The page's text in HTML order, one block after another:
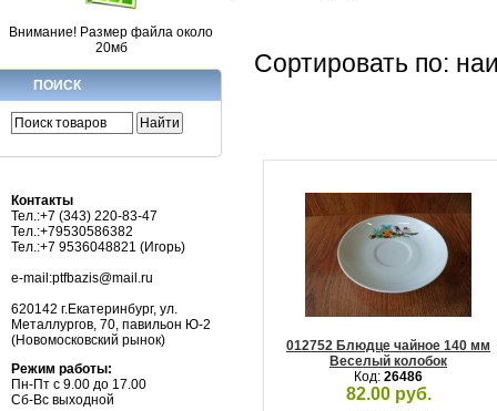
Внимание! Размер файла около
20мб
ПОИСК
Контакты
Тел.:+7 (343) 220-83-47
Тел.:+79530586382
Тел.:+7 9536048821 (Игорь)
e-mail:ptfbazis@mail.ru
620142 г.Екатеринбург, ул.
Металлургов, 70, павильон Ю-2
(Новомосковский рынок)
Режим работы:
Пн-Пт с 9.00 до 17.00
Сб-Вс выходной
Сортировать по:
012752 Блюдце чайное 140 мм
Веселый колобок
Код: 26486
82.00 руб.